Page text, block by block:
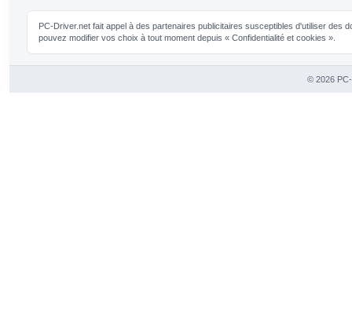
PC-Driver.net fait appel à des partenaires publicitaires susceptibles d'utiliser
pouvez modifier vos choix à tout moment depuis « Confidentialité et cookies ».
© 2026